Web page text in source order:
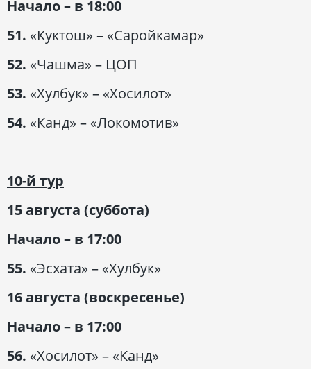
Начало – в 18:00
51. «Куктош» – «Саройкамар»
52. «Чашма» – ЦОП
53. «Хулбук» – «Хосилот»
54. «Канд» – «Локомотив»
10-й тур
15 августа (суббота)
Начало – в 17:00
55. «Эсхата» – «Хулбук»
16 августа (воскресенье)
Начало – в 17:00
56. «Хосилот» – «Канд»